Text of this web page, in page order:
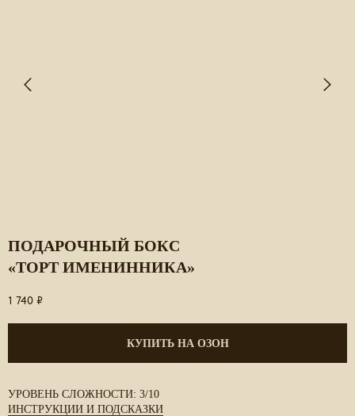
ПОДАРОЧНЫЙ БОКС
«ТОРТ ИМЕНИННИКА»
1 740 ₽
КУПИТЬ НА ОЗОН
УРОВЕНЬ СЛОЖНОСТИ: 3/10
ИНСТРУКЦИИ И ПОДСКАЗКИ